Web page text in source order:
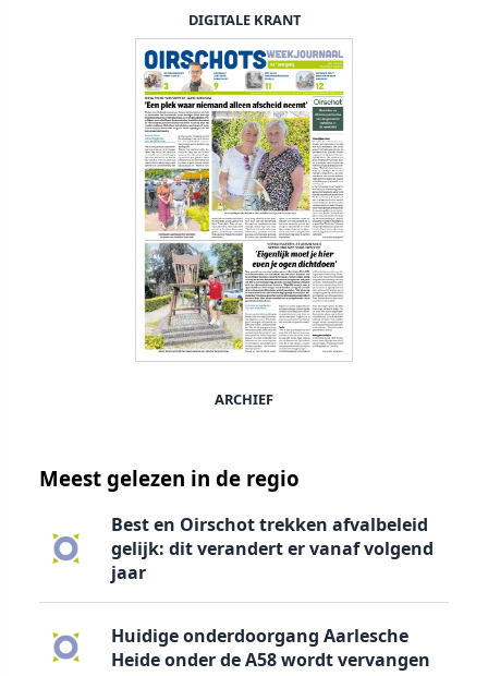
DIGITALE KRANT
ARCHIEF
Meest gelezen in de regio
Best en Oirschot trekken afvalbeleid
gelijk: dit verandert er vanaf volgend
jaar
Huidige onderdoorgang Aarlesche
Heide onder de A58 wordt vervangen